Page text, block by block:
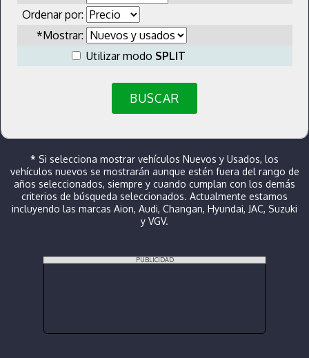
Ordenar por:
*Mostrar:
Utilizar modo SPLIT
BUSCAR
* Si selecciona mostrar vehículos Nuevos y Usados, los
vehículos nuevos se mostrarán aunque estén fuera del rango de
años seleccionados, siempre y cuando cumplan con los demás
criterios de búsqueda seleccionados. Actualmente estamos
incluyendo las marcas Aion, Audi, Changan, Hyundai, JAC, Suzuki
y VGV.
PUBLICIDAD